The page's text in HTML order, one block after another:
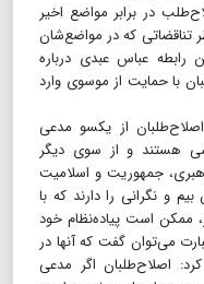
در برابر مواضع اخیر
تناقضاتی که در مواضع‌شان
رابطه عباس عبدی درباره
با حمایت از موسوی وارد
از یکسو مدعی
هستند و از سوی دیگر
رهبری، جمهوریت و اسلامیت
و نگرانی را دارند که با
است پیاده‌نظام خود
می‌توان گفت که آنها در
اصلاح‌طلبان اگر مدعی